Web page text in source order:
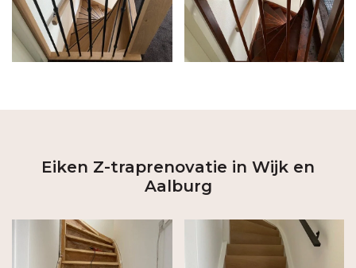
Eiken Z-traprenovatie in Wijk en
Aalburg